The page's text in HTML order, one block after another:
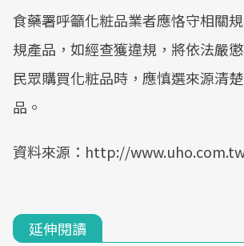
食藥署呼籲化粧品業者應恪守相關
規產品，如經查獲違規，將依法嚴
民眾購買化粧品時，應慎選來源清
品。
資料來源：http://
延伸閱讀